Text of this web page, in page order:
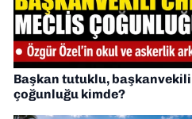
Başkan tutuklu, başkanvekili
çoğunluğu kimde?